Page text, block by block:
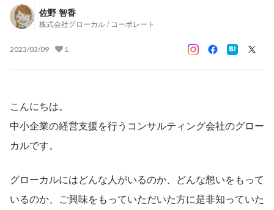
佐野 智香
株式会社グローカル / コーポレート
2023/03/09 1
こんにちは。
中小企業の経営支援を行うコンサルティング会社のグロー
カルです。
グローカルにはどんな人がいるのか、どんな想いをもって
いるのか、ご興味をもっていただいた方に是非知っていた